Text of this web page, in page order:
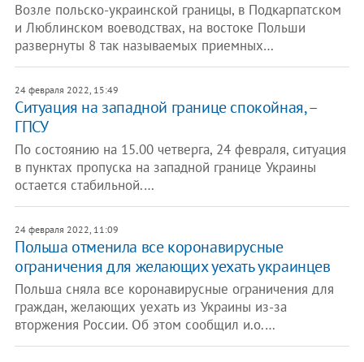
Возле польско-украинской границы, в Подкарпатском
и Люблинском воеводствах, на востоке Польши
развернуты 8 так называемых приемных…
24 февраля 2022, 15:49
Ситуация на западной границе спокойная, –
ГПСУ
По состоянию на 15.00 четверга, 24 февраля, ситуация
в пунктах пропуска на западной границе Украины
остается стабильной.…
24 февраля 2022, 11:09
Польша отменила все коронавирусные
ограничения для желающих уехать украинцев
Польша сняла все коронавирусные ограничения для
граждан, желающих уехать из Украины из-за
вторжения России. Об этом сообщил и.о.…